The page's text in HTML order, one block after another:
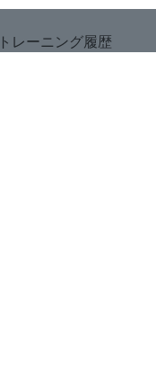
トレーニング履歴